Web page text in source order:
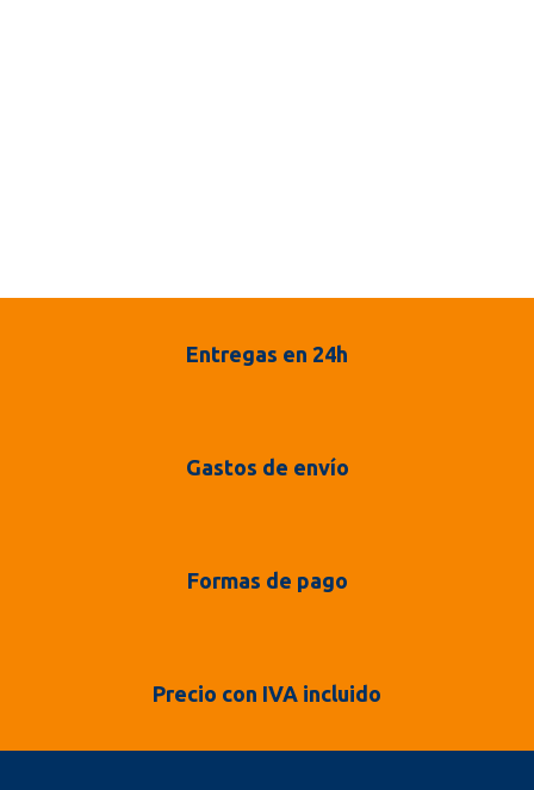
Entregas en 24h
Gastos de envío
Formas de pago
Precio con IVA incluido